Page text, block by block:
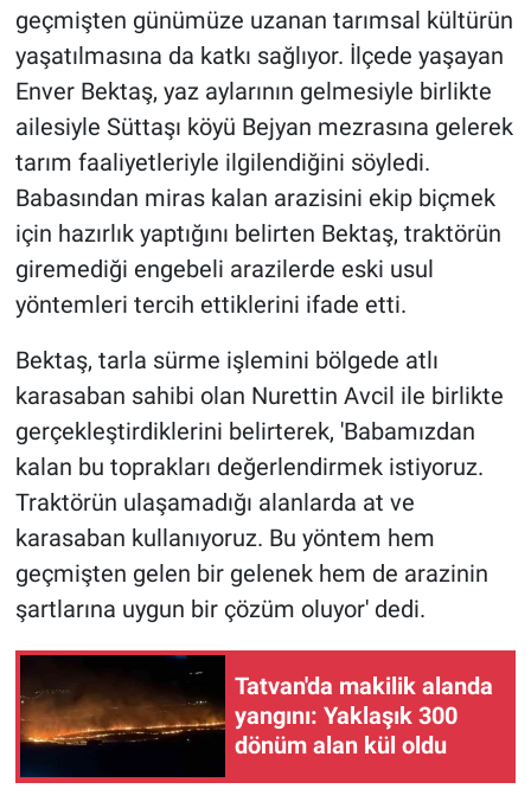
geçmişten günümüze uzanan tarımsal kültürün
yaşatılmasına da katkı sağlıyor. İlçede yaşayan
Enver Bektaş, yaz aylarının gelmesiyle birlikte
ailesiyle Süttaşı köyü Bejyan mezrasına gelerek
tarım faaliyetleriyle ilgilendiğini söyledi.
Babasından miras kalan arazisini ekip biçmek
için hazırlık yaptığını belirten Bektaş, traktörün
giremediği engebeli arazilerde eski usul
yöntemleri tercih ettiklerini ifade etti.
Bektaş, tarla sürme işlemini bölgede atlı
karasaban sahibi olan Nurettin Avcil ile birlikte
gerçekleştirdiklerini belirterek, 'Babamızdan
kalan bu toprakları değerlendirmek istiyoruz.
Traktörün ulaşamadığı alanlarda at ve
karasaban kullanıyoruz. Bu yöntem hem
geçmişten gelen bir gelenek hem de arazinin
şartlarına uygun bir çözüm oluyor' dedi.
Tatvan'da makilik alanda
yangını: Yaklaşık 300
dönüm alan kül oldu